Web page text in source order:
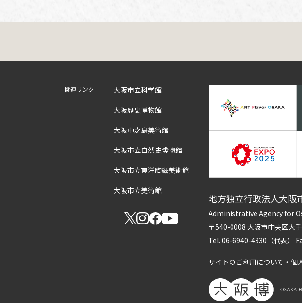
関連リンク 大阪市立科学館
大阪歴史博物館
大阪中之島美術館
大阪市立自然史博物館
大阪市立東洋陶磁美術館
大阪市立美術館
地方独立行政法人大阪
Administrative Agency for
〒540-0008 大阪市中央区大
Tel. 06-6940-4330（代表）
サイトのご利用について・個